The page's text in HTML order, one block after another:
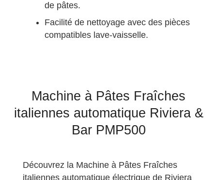
de pâtes.
Facilité de nettoyage avec des pièces
compatibles lave-vaisselle.
Machine à Pâtes Fraîches
italiennes automatique Riviera &
Bar PMP500
Découvrez la Machine à Pâtes Fraîches
italiennes automatique électrique de Riviera